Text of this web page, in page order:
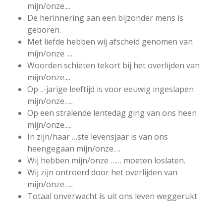
mijn/onze....
De herinnering aan een bijzonder mens is
geboren.
Met liefde hebben wij afscheid genomen van
mijn/onze ....
Woorden schieten tekort bij het overlijden van
mijn/onze....
Op ..-jarige leeftijd is voor eeuwig ingeslapen
mijn/onze…..
Op een stralende lentedag ging van ons heen
mijn/onze.....
In zijn/haar …ste levensjaar is van ons
heengegaan mijn/onze….
Wij hebben mijn/onze …… moeten loslaten.
Wij zijn ontroerd door het overlijden van
mijn/onze…..
Totaal onverwacht is uit ons leven weggerukt